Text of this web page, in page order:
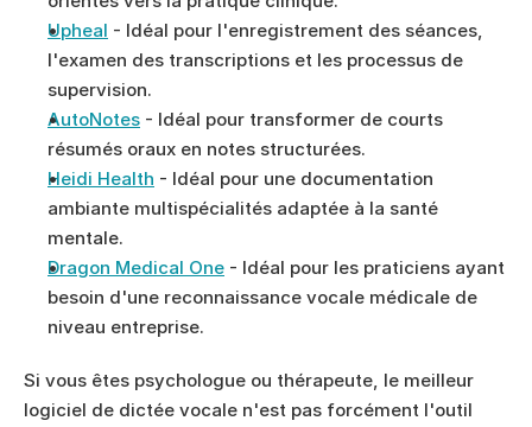
Upheal - Idéal pour l'enregistrement des séances,
l'examen des transcriptions et les processus de
supervision.
AutoNotes - Idéal pour transformer de courts
résumés oraux en notes structurées.
Heidi Health - Idéal pour une documentation
ambiante multispécialités adaptée à la santé
mentale.
Dragon Medical One - Idéal pour les praticiens ayant
besoin d'une reconnaissance vocale médicale de
niveau entreprise.
Si vous êtes psychologue ou thérapeute, le meilleur
logiciel de dictée vocale n'est pas forcément l'outil